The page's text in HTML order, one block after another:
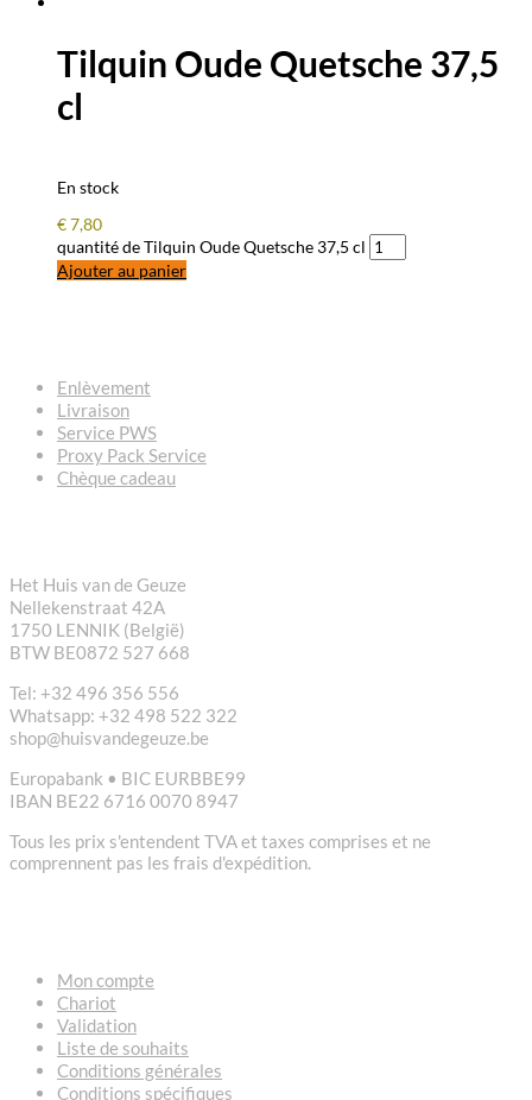
Tilquin Oude Quetsche 37,5
cl
En stock
€7,80
quantité de Tilquin Oude Quetsche 37,5 cl
Ajouter au panier
Enlèvement
Livraison
Service PWS
Proxy Pack Service
Chèque cadeau
Het Huis van de Geuze
Nellekenstraat 42A
1750 LENNIK (België)
BTW BE0872 527 668
Tel: +32 496 356 556
Whatsapp: +32 498 522 322
shop@huisvandegeuze.be
Europabank • BIC EURBBE99
IBAN BE22 6716 0070 8947
Tous les prix s'entendent TVA et taxes comprises et ne
comprennent pas les frais d'expédition.
Mon compte
Chariot
Validation
Liste de souhaits
Conditions générales
Conditions spécifiques